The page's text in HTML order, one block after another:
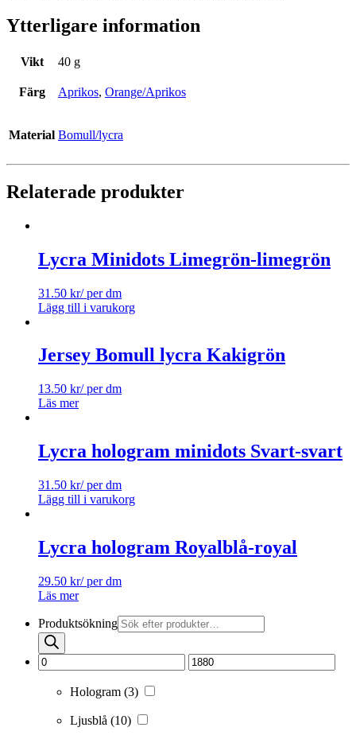
Ytterligare information
Vikt 40 g
Färg Aprikos, Orange/Aprikos
Material Bomull/lycra
Relaterade produkter
Lycra Minidots Limegrön-limegrön
31.50 kr/ per dm
Lägg till i varukorg
Jersey Bomull lycra Kakigrön
13.50 kr/ per dm
Läs mer
Lycra hologram minidots Svart-svart
31.50 kr/ per dm
Lägg till i varukorg
Lycra hologram Royalblå-royal
29.50 kr/ per dm
Läs mer
Produktsökning
Hologram (3)
Ljusblå (10)